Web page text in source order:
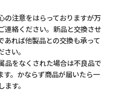
の注意をはらっておりますが万
連絡ください。新品と交換させ
あれば他製品との交換も承って
い。
品をなくされた場合は不良品で
す。かならず商品が届いたら一
す。